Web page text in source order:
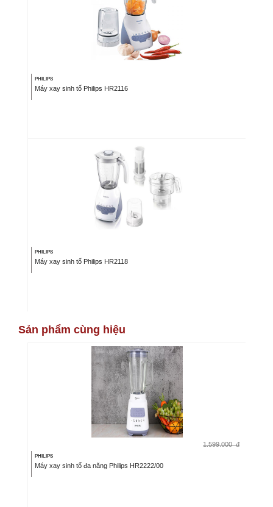
PHILIPS
Máy xay sinh tố Philips HR2116
PHILIPS
Máy xay sinh tố Philips HR2118
Sản phẩm cùng hiệu
1.599.000 đ
PHILIPS
Máy xay sinh tố đa năng Philips HR2222/00